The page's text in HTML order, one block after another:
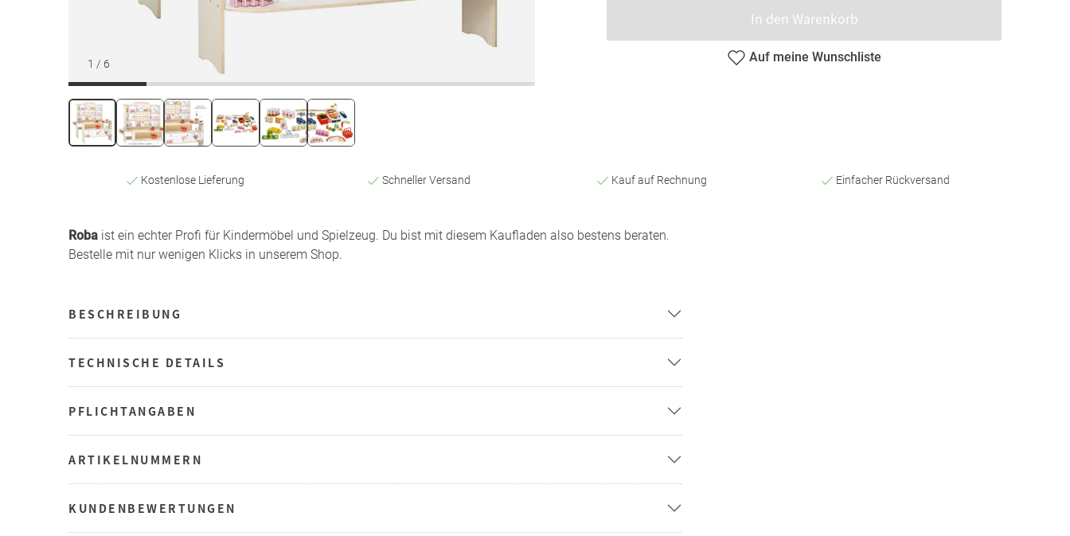
1 / 6
In den Warenkorb
Auf meine Wunschliste
Kostenlose Lieferung Schneller Versand Kauf auf Rechnung Einfacher Rückversand
Roba ist ein echter Profi für Kindermöbel und Spielzeug. Du bist mit diesem Kaufladen also bestens beraten.
Bestelle mit nur wenigen Klicks in unserem Shop.
BESCHREIBUNG
TECHNISCHE DETAILS
PFLICHTANGABEN
ARTIKELNUMMERN
KUNDENBEWERTUNGEN